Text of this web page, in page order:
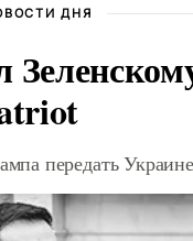
ДНЯ
передать